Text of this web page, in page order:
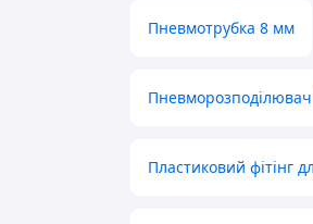
Пневмотрубка 8 мм
Пластиковий фітінг